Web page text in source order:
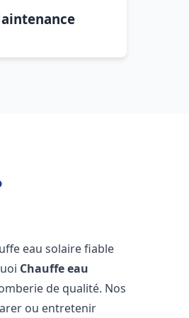
eau solaire fiable
Chauffe eau
de qualité. Nos
ou entretenir